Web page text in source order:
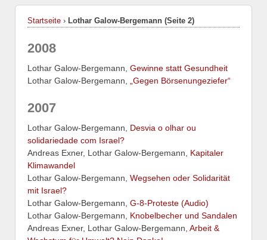
Startseite › Lothar Galow-Bergemann (Seite 2)
2008
Lothar Galow-Bergemann, Gewinne statt Gesundheit
Lothar Galow-Bergemann,
„Gegen Börsenungeziefer“
2007
Lothar Galow-Bergemann, Desvia o olhar ou
solidariedade com Israel?
Andreas Exner, Lothar Galow-Bergemann, Kapitaler
Klimawandel
Lothar Galow-Bergemann, Wegsehen oder Solidarität
mit Israel?
Lothar Galow-Bergemann, G-8-Proteste (Audio)
Lothar Galow-Bergemann, Knobelbecher und Sandalen
Andreas Exner, Lothar Galow-Bergemann, Arbeit &